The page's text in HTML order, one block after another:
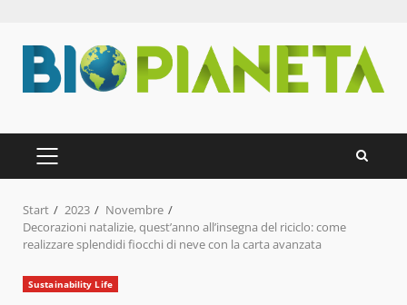
Inhalt
springen
PRIMÄRES
MENÜ
Start 2023
Novembre
Decorazioni natalizie, quest’anno all’insegna del riciclo: come
realizzare splendidi fiocchi di neve con la carta avanzata
Sustainability Life